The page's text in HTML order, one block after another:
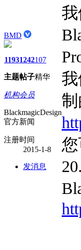
BMD
1193
主题
1242
帖子
107
精华
机构会员
BlackmagicDesign
官方新闻
注册时间
2015-1-8
发消息
我
我